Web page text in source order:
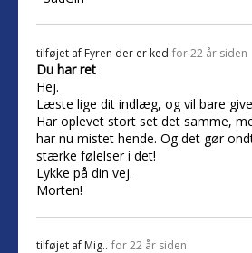
tilføjet af Fyren der er ked for 22 år siden
Du har ret
Hej.
Læste lige dit indlæg, og vil bare
Har oplevet stort set det samme,
har nu mistet hende. Og det gør
stærke følelser i det!
Lykke på din vej.
Morten!
tilføjet af Mig.. for 22 år siden